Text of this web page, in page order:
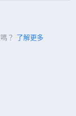
？ 了解更多